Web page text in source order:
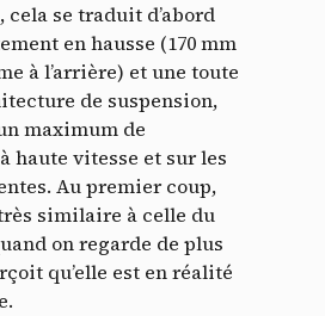
cela se traduit d’abord
en hausse (170 mm
à l’arrière) et une toute
de suspension,
maximum de
haute vitesse et sur les
Au premier coup,
similaire à celle du
on regarde de plus
qu’elle est en réalité